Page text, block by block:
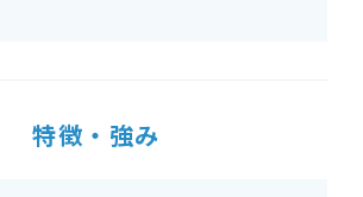
特徴・強み